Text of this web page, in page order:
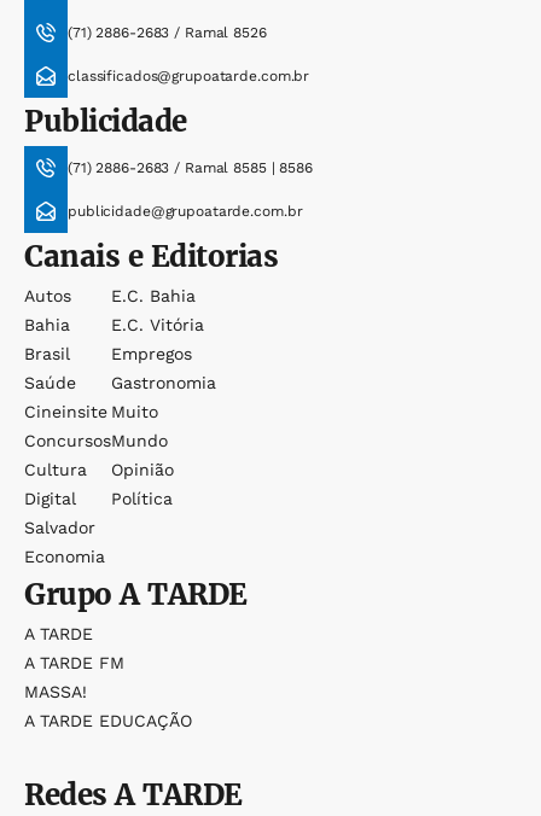
(71) 2886-2683 / Ramal 8526
classificados@grupoatarde.com.br
Publicidade
(71) 2886-2683 / Ramal 8585 | 8586
publicidade@grupoatarde.com.br
Canais e Editorias
Autos
Bahia
Brasil
Saúde
Cineinsite
Concursos
Cultura
Digital
Salvador
Economia
E.c. Bahia
E.c. Vitória
Empregos
Gastronomia
Muito
Mundo
Opinião
Política
GrupoA TARDE
A TARDE
A TARDE FM
MASSA!
A TARDE EDUCAÇÃO
RedesA TARDE